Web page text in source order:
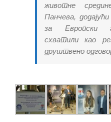
животне
Панчева,
за Европски
схватили као
друштвено